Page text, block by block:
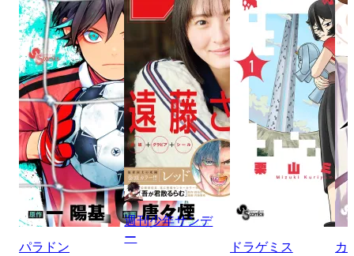
パラドン
週刊少年サンデ
ー
ドラゲミス
カ